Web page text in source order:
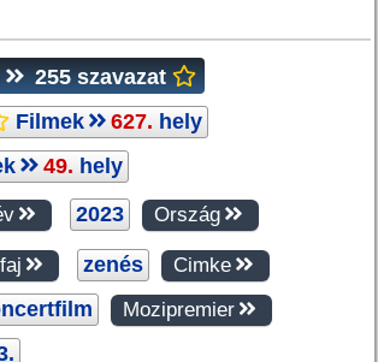
255 szavazat
Filmek 627. hely
49. hely
2023 Ország
zenés Cimke
Mozipremier